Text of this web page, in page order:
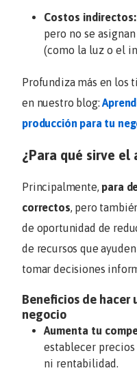
Costos indirectos:
pero no se
(como la luz o el
Profundiza más en los
en nuestro blog:
producción para tu
¿Para qué sirve el
Principalmente, para
correctos, pero
de oportunidad de
de recursos que
tomar decisiones
Beneficios de hacer
negocio
Aumenta tu
establecer
ni rentabilidad.